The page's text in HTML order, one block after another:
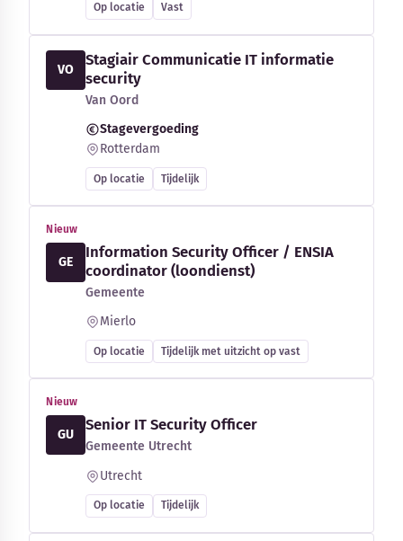
Op locatie Vast
VO
Stagiair Communicatie IT informatie
security
Van Oord
Stagevergoeding
Rotterdam
Op locatie Tijdelijk
Nieuw
GE
Information Security Officer / ENSIA
coordinator (loondienst)
Gemeente
Mierlo
Op locatie Tijdelijk met uitzicht op vast
Nieuw
GU
Senior IT Security Officer
Gemeente Utrecht
Utrecht
Op locatie Tijdelijk